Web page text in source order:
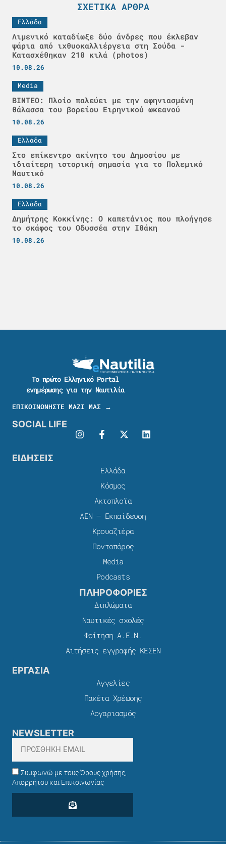
ΣΧΕΤΙΚΆ ΆΡΘΡΑ
Ελλάδα
Λιμενικό καταδίωξε δύο άνδρες που έκλεβαν
ψάρια από ιχθυοκαλλιέργεια στη Σούδα -
Κατασχέθηκαν 210 κιλά (photos)
10.08.26
Media
ΒΙΝΤΕΟ: Πλοίο παλεύει με την αφηνιασμένη
θάλασσα του βορείου Ειρηνικού ωκεανού
10.08.26
Ελλάδα
Στο επίκεντρο ακίνητο του Δημοσίου με
ιδιαίτερη ιστορική σημασία για το Πολεμικό
Ναυτικό
10.08.26
Ελλάδα
Δημήτρης Κοκκίνης: Ο καπετάνιος που πλοήγησε
το σκάφος του Οδυσσέα στην Ιθάκη
10.08.26
Το πρώτο Ελληνικό Portal
ενημέρωσης για την Ναυτιλία
ΕΠΙΚΟΙΝΩΝΗΣΤΕ ΜΑΖΙ ΜΑΣ →
SOCIAL LIFE
ΕΙΔΗΣΕΙΣ
Ελλάδα
Κόσμος
Ακτοπλοϊα
ΑΕΝ – Εκπαίδευση
Κρουαζιέρα
Ποντοπόρος
Media
Podcasts
ΠΛΗΡΟΦΟΡΙΕΣ
Διπλώματα
Ναυτικές σχολές
Φοίτηση Α.Ε.Ν.
Αιτήσεις εγγραφής ΚΕΣΕΝ
ΕΡΓΑΣΙΑ
Αγγελίες
Πακέτα Χρέωσης​
Λογαριασμός
NEWSLETTER
Συμφωνώ με τους Όρους χρήσης,
Απορρήτου και Επικοινωνίας